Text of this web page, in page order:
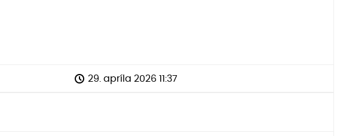
29. apríla 2026 11:37